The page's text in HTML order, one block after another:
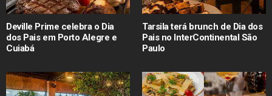
Deville Prime celebra o Dia
dos Pais em Porto Alegre e
Cuiabá
Tarsila terá brunch de Dia dos
Pais no InterContinental São
Paulo